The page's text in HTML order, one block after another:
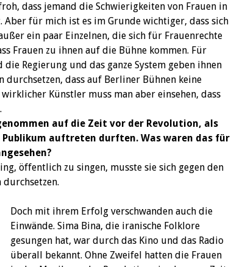
dass jemand die Schwierigkeiten von Frauen in
Aber für mich ist es im Grunde wichtiger, dass sich
ein paar Einzelnen, die sich für Frauenrechte
Frauen zu ihnen auf die Bühne kommen. Für
Regierung und das ganze System geben ihnen
durchsetzen, dass auf Berliner Bühnen keine
Künstler muss man aber einsehen, dass
auf die Zeit vor der Revolution, als
auftreten durften. Was waren das für
öffentlich zu singen, musste sie sich gegen den
Doch mit ihrem Erfolg verschwanden auch die
Einwände. Sima Bina, die iranische Folklore
gesungen hat, war durch das Kino und das Radio
überall bekannt. Ohne Zweifel hatten die Frauen